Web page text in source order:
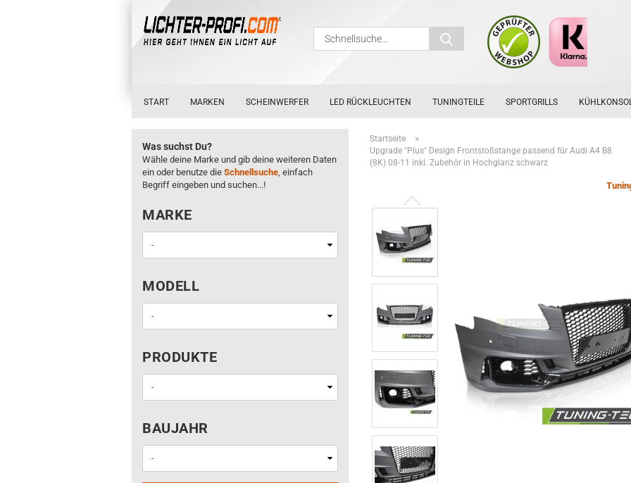
Schnellsuche...
START MARKEN SCHEINWERFER LED RÜCKLEUCHTEN TUNINGTEILE SPORTGRILLS
Startseite »
Upgrade "Plus" Design Frontstoßstange passend für Audi A4 B8
(8K) 08-11 inkl. Zubehör in Hochglanz schwarz
Was suchst Du?
Wähle deine Marke und gib deine weiteren Daten
ein oder benutze die Schnellsuche, einfach
Begriff eingeben und suchen...!
MARKE
MARKE
MODELL
MODELL
PRODUKTE
PRODUKTE
BAUJAHR
BAUJAHR